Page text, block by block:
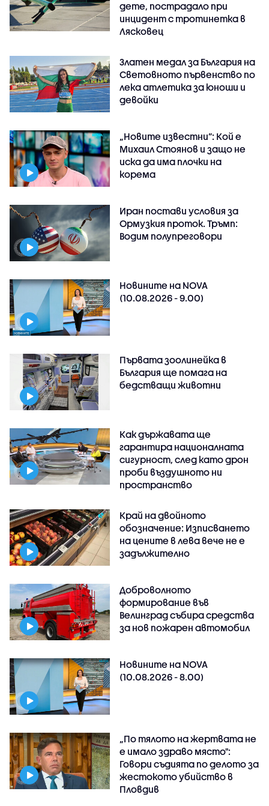
дете, пострадало при
инцидент с тротинетка в
Лясковец
Златен медал за България на
Световното първенство по
лека атлетика за юноши и
девойки
„Новите известни”: Кой е
Михаил Стоянов и защо не
иска да има плочки на
корема
Иран постави условия за
Ормузкия проток. Тръмп:
Водим полупреговори
Новините на NOVA
(10.08.2026 - 9.00)
Първата зоолинейка в
България ще помага на
бедстващи животни
Как държавата ще
гарантира националната
сигурност, след като дрон
проби въздушното ни
пространство
Край на двойното
обозначение: Изписването
на цените в лева вече не е
задължително
Доброволното
формирование във
Велинград събира средства
за нов пожарен автомобил
Новините на NOVA
(10.08.2026 - 8.00)
„По тялото на жертвата не
е имало здраво място":
Говори съдията по делото за
жестокото убийство в
Пловдив